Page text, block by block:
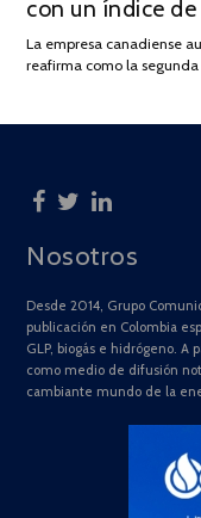
con un índice
La empresa canadiense
reafirma como la
Nosotros
Desde 2014, Grupo
publicación en Colombia
GLP, biogás e hidrógeno. A
como medio de difusión
cambiante mundo de la